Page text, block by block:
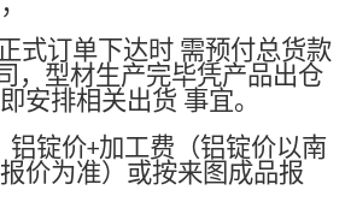
式订单下达时 需预付总货款
，型材生产完毕凭产品出仓
安排相关出货 事宜。
铝锭价+加工费（铝锭价以南
价为准）或按来图成品报